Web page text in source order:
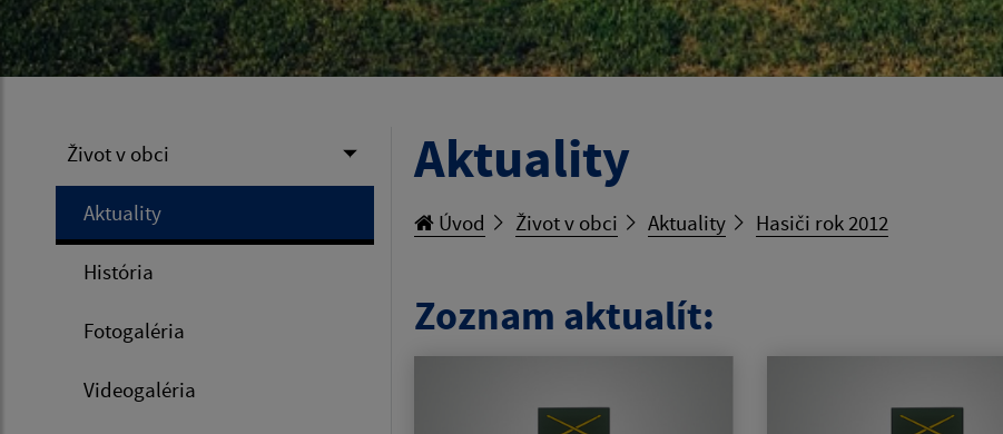
Život v obci
Aktuality
História
Fotogaléria
Videogaléria
Aktuality
Úvod Život v obci Aktuality Hasiči rok 2012
Zoznam aktualít: